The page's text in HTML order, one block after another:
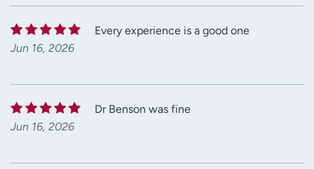
Jun 16, 2026
Every experience is a good one
Jun 16, 2026
Dr Benson was fine